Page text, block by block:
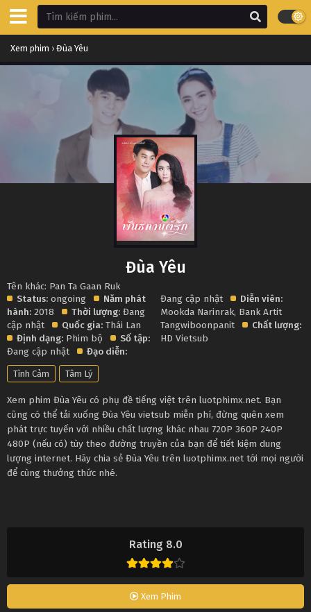
Xem phim › Đùa Yêu
Rating 8.0
Xem Phim
Đùa Yêu
Tên khác: Pan Ta Gaan Ruk
Status: ongoing
Năm phát
hành: 2018 Thời lượng: Đang
cập nhật
Quốc gia: Thái Lan
Định dạng: Phim bộ
Số tập:
Đang cập nhật
Đạo diễn:
Đang cập nhật
Diễn viên:
Mookda Narinrak, Bank Artit
Tangwiboonpanit
Chất lượng:
HD Vietsub
Tình Cảm Tâm Lý
Xem phim Đùa Yêu có phụ đề tiếng việt trên luotphimx.net. Bạn
cũng có thể tải xuống Đùa Yêu vietsub miễn phí, đừng quên xem
phát trực tuyến với nhiều chất lượng khác nhau 720P 360P 240P
480P (nếu có) tùy theo đường truyền của bạn để tiết kiệm dung
lượng internet. Hãy chia sẻ Đùa Yêu trên luotphimx.net tới mọi người
để cùng thưởng thức nhé.